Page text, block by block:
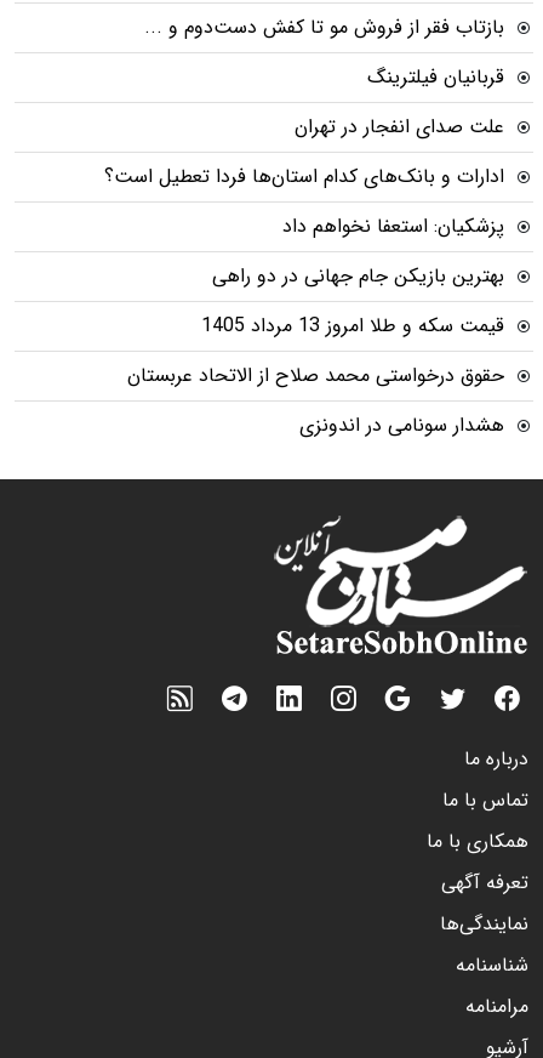
بازتاب فقر از فروش مو تا کفش دست‌دوم و ...
قربانیان فیلترینگ
علت صدای انفجار در تهران
ادارات و بانک‌های کدام استان‌ها فردا تعطیل است؟
پزشکیان: استعفا نخواهم داد
بهترین بازیکن جام جهانی در دو راهی
قیمت سکه و طلا امروز 13 مرداد 1405
حقوق درخواستی محمد صلاح از الاتحاد عربستان
هشدار سونامی در اندونزی
درباره ما
تماس با ما
همکاری با ما
تعرفه آگهی
نمایندگی‌ها
شناسنامه
مرامنامه
آرشیو